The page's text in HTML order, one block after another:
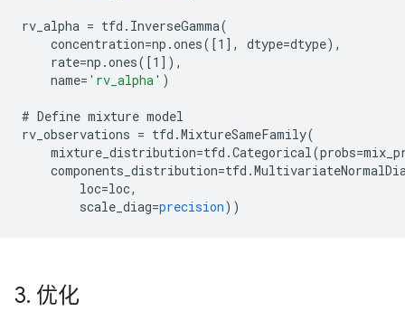
rv_alpha = tfd . InverseGamma(
concentration=np .ones( [1 ] , dtype=dtype),
rate=np .ones( [1 ] ),
name= 'rv_alpha' )
# Define mixture model
rv_observations = tfd .MixtureSameFamily(
mixture_distribution=tfd .Categorical(probs=
components_distribution=tfd .
loc=loc,
scale_diag=precision))
3. 优化